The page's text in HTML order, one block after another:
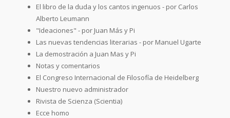
El libro de la duda y los cantos ingenuos - por Carlos
Alberto Leumann
"Ideaciones" - por Juan Más y Pi
Las nuevas tendencias literarias - por Manuel Ugarte
La demostración a Juan Mas y Pi
Notas y comentarios
El Congreso Internacional de Filosofía de Heidelberg
Nuestro nuevo administrador
Rivista de Scienza (Scientia)
Ecce homo